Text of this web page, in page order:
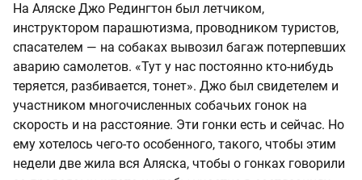
На Аляске Джо Редингтон был летчиком,
инструктором парашютизма, проводником туристов,
спасателем — на собаках вывозил багаж потерпевших
аварию самолетов. «Тут у нас постоянно кто-нибудь
теряется, разбивается, тонет». Джо был свидетелем и
участником многочисленных собачьих гонок на
скорость и на расстояние. Эти гонки есть и сейчас. Но
ему хотелось чего-то особенного, такого, чтобы этим
недели две жила вся Аляска, чтобы о гонках говорили